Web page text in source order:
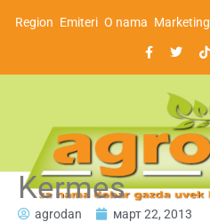
Region Emiteri O nama Marketing
Kermes
agrodan март 22, 2013